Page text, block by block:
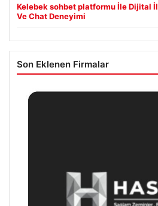
Kelebek sohbet platformu İle Dijital
Ve Chat Deneyimi
Son Eklenen Firmalar